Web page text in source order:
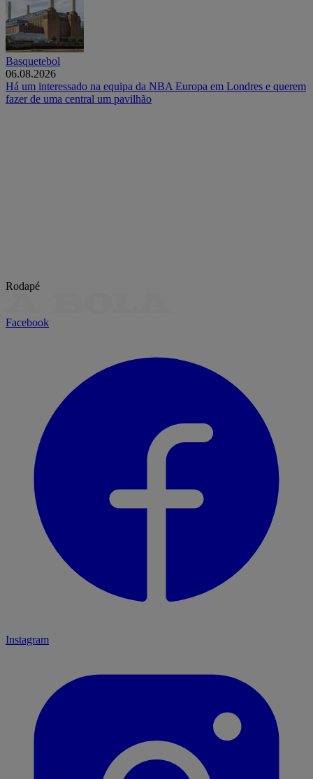
Basquetebol
06.08.2026
Há um interessado na equipa da NBA Europa em Londres e querem
fazer de uma central um pavilhão
Rodapé
Facebook
Instagram